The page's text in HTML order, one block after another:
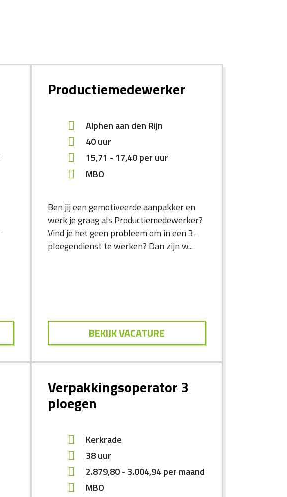
Productiemedewerker
Alphen aan den Rijn
40 uur
15,71 - 17,40per uur
MBO
Ben jij een gemotiveerde aanpakker en
werk je graag als Productiemedewerker?
Vind je het geen probleem om in een 3-
ploegendienst te werken? Dan zijn w...
BEKIJK VACATURE
Verpakkingsoperator 3
ploegen
Kerkrade
38 uur
2.879,80- 3.004,94per maand
MBO